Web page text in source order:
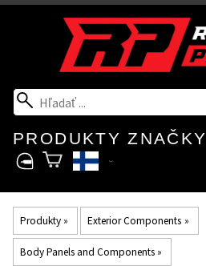
PRODUKTY ZNAČKY
Produkty‪» Exterior Components ‪»
Body Panels and Components‪»